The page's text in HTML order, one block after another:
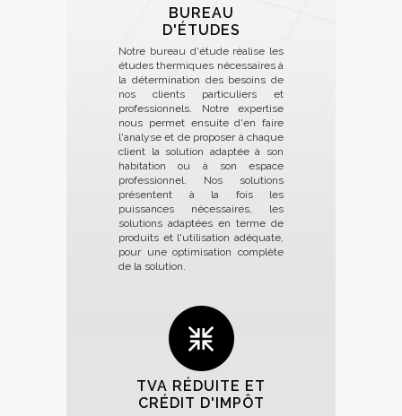
BUREAU
D'ÉTUDES
Notre bureau d'étude réalise les
études thermiques nécessaires à
la détermination des besoins de
nos clients particuliers et
professionnels. Notre expertise
nous permet ensuite d'en faire
l'analyse et de proposer à chaque
client la solution adaptée à son
habitation ou à son espace
professionnel. Nos solutions
présentent à la fois les
puissances nécessaires, les
solutions adaptées en terme de
produits et l'utilisation adéquate,
pour une optimisation complète
de la solution.
TVA RÉDUITE ET
CRÉDIT D'IMPÔT